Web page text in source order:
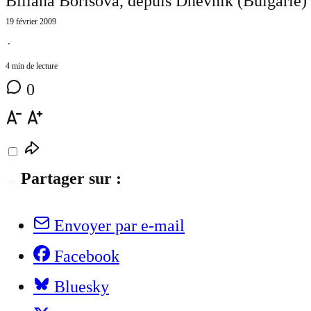
19 février 2009
⋅
4 min de lecture
0
Partager sur :
Envoyer par e-mail
Facebook
Bluesky